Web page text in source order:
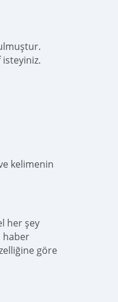
isteyiniz.
kelimenin
her şey
haber
göre